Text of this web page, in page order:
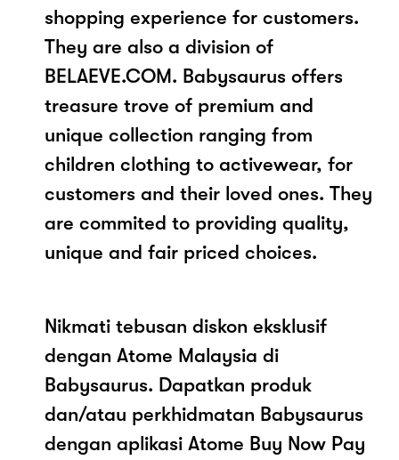
shopping experience for customers.
They are also a division of
BELAEVE.COM. Babysaurus offers
treasure trove of premium and
unique collection ranging from
children clothing to activewear, for
customers and their loved ones. They
are commited to providing quality,
unique and fair priced choices.
Nikmati tebusan diskon eksklusif
dengan Atome Malaysia di
Babysaurus. Dapatkan produk
dan/atau perkhidmatan Babysaurus
dengan aplikasi Atome Buy Now Pay